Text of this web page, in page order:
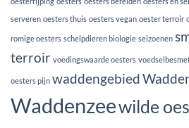
serveren oesters thuis oesters vegan oester terroir
romige oesters schelpdieren biologie seizoenen
terroir voedingswaarde oesters
oesters pijn waddengebied
Waddenzeewilde